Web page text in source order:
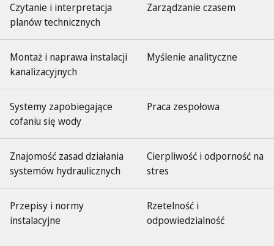
Czytanie i interpretacja
planów technicznych
Zarządzanie czasem
Montaż i naprawa instalacji
kanalizacyjnych
Myślenie analityczne
Systemy zapobiegające
cofaniu się wody
Praca zespołowa
Znajomość zasad działania
systemów hydraulicznych
Cierpliwość i odporność na
stres
Przepisy i normy
instalacyjne
Rzetelność i
odpowiedzialność